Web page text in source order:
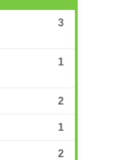
3
1
2
1
2